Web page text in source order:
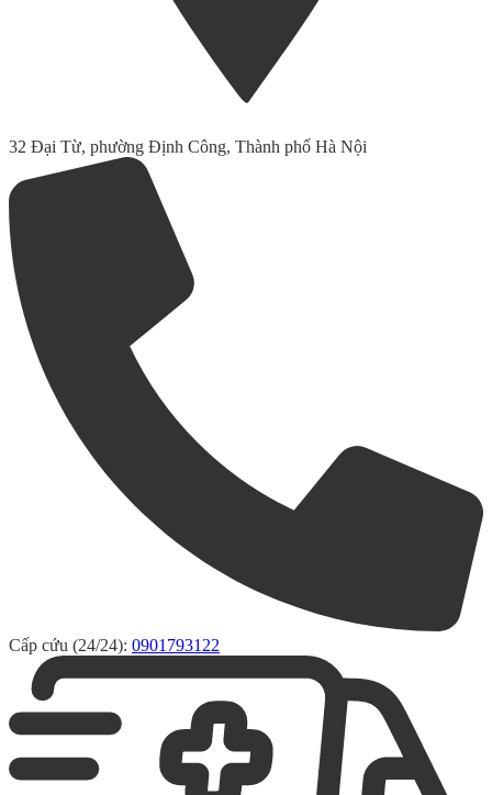
32 Đại Từ, phường Định Công, Thành phố Hà Nội
Cấp cứu (24/24): 0901793122